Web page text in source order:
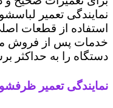
نمایندگی تعمیر
استفاده از قطعات
خدمات پس از فروش می
دستگاه را به حداکثر
نمایندگی تعمیر